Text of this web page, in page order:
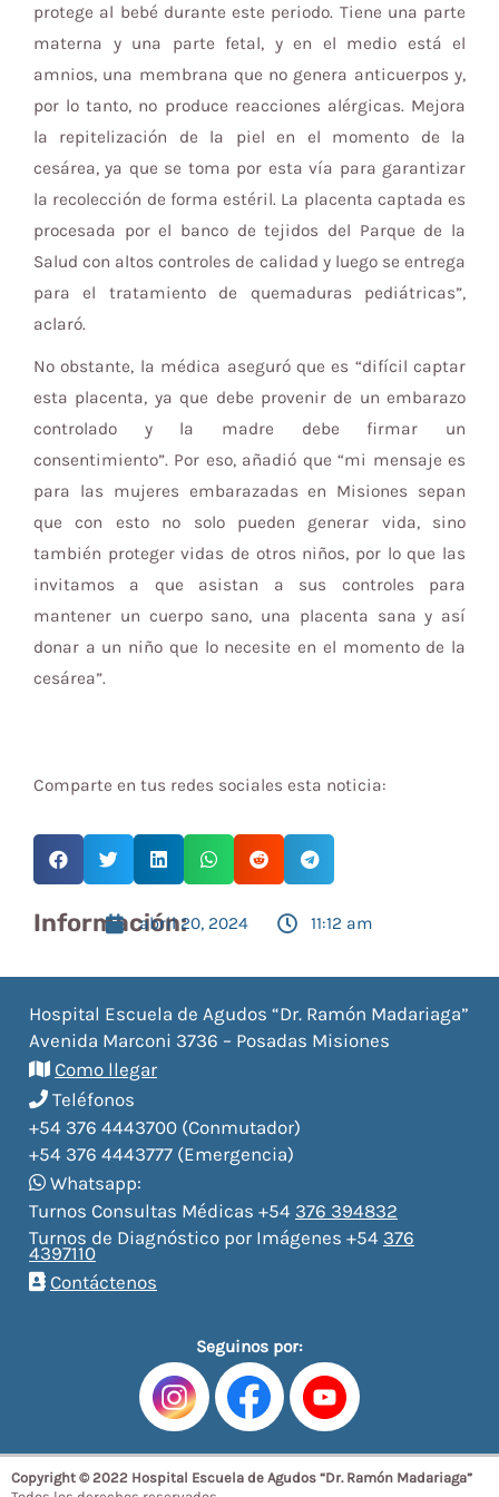
protege al bebé durante este periodo. Tiene una parte
materna y una parte fetal, y en el medio está el
amnios, una membrana que no genera anticuerpos y,
por lo tanto, no produce reacciones alérgicas. Mejora
la repitelización de la piel en el momento de la
cesárea, ya que se toma por esta vía para garantizar
la recolección de forma estéril. La placenta captada es
procesada por el banco de tejidos del Parque de la
Salud con altos controles de calidad y luego se entrega
para el tratamiento de quemaduras pediátricas”,
aclaró.
No obstante, la médica aseguró que es “difícil captar
esta placenta, ya que debe provenir de un embarazo
controlado y la madre debe firmar un
consentimiento”. Por eso, añadió que “mi mensaje es
para las mujeres embarazadas en Misiones sepan
que con esto no solo pueden generar vida, sino
también proteger vidas de otros niños, por lo que las
invitamos a que asistan a sus controles para
mantener un cuerpo sano, una placenta sana y así
donar a un niño que lo necesite en el momento de la
cesárea”.
Comparte en tus redes sociales esta noticia:
Información:abril 20, 2024 11:12 am
Hospital Escuela de Agudos “Dr. Ramón Madariaga”
Avenida Marconi 3736 – Posadas Misiones
Como llegar
Teléfonos
+54 376 4443700 (Conmutador)
+54 376 4443777 (Emergencia)
Whatsapp:
Turnos Consultas Médicas +54 376 394832
Turnos de Diagnóstico por Imágenes +54 376
4397110
Contáctenos
Seguinos por:
Copyright © 2022 Hospital Escuela de Agudos “Dr. Ramón Madariaga”